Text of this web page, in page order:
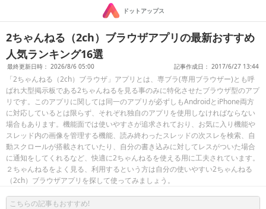
ドットアップス
2ちゃんねる（2ch）ブラウザアプリの最新おすすめ
人気ランキング16選
最終更新日時： 2026/8/6 05:00 記事作成日： 2017/6/27 13:44
「2ちゃんねる（2ch）ブラウザ」アプリとは、専ブラ(専用ブラウザー)とも呼
ばれ大型掲示板である2ちゃんねるを見る事のみに特化させたブラウザ型のアプ
リです。このアプリに関しては同一のアプリが必ずしもAndroidとiPhone両方
に対応しているとは限らず、それぞれ独自のアプリを使用しなければならない
場合もあります。機能面では使いやすさが追求されており、お気に入り機能や
スレッド内の画像を管理する機能、読み終わったスレッドの次スレを検索、自
動スクロールが搭載されていたり、自分の書き込みに対してレスがついた場合
に通知をしてくれるなど、快適に2ちゃんねるを使える用に工夫されています。
２ちゃんねるをよく見る、利用するという方は自分の使いやすい2ちゃんねる
（2ch）ブラウザアプリを探して使ってみましょう。
こちらの記事もおすすめ!